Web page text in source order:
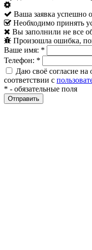
Ваша заявка успешно
Необходимо принять
Вы заполнили не все
Произошла ошибка,
Ваше имя: *
Телефон: *
Даю своё согласие
соответствии с
* - обязательные поля